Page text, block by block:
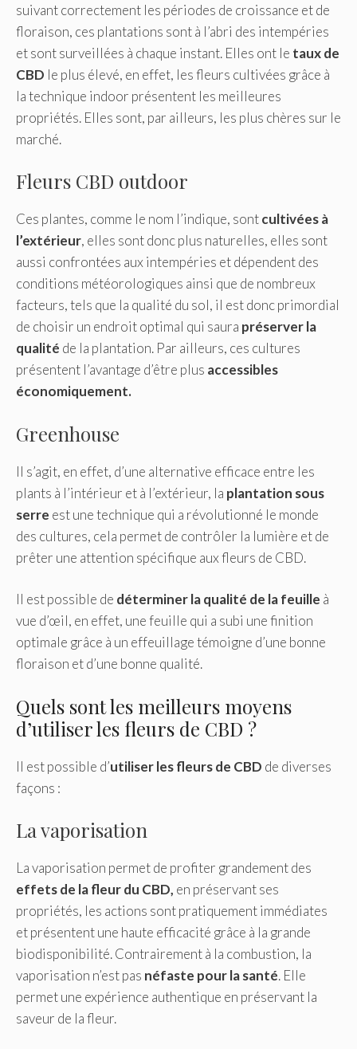
suivant correctement les périodes de croissance et de
floraison, ces plantations sont à l’abri des intempéries
et sont surveillées à chaque instant. Elles ont le taux de
CBD le plus élevé, en effet, les fleurs cultivées grâce à
la technique indoor présentent les meilleures
propriétés. Elles sont, par ailleurs, les plus chères sur le
marché.
Fleurs CBD outdoor
Ces plantes, comme le nom l’indique, sontcultivées à
l’extérieur, elles sont donc plus naturelles, elles sont
aussi confrontées aux intempéries et dépendent des
conditions météorologiques ainsi que de nombreux
facteurs, tels que la qualité du sol, il est donc primordial
de choisir un endroit optimal qui saura préserver la
qualité de la plantation. Par ailleurs, ces cultures
présentent l’avantage d’être plus accessibles
économiquement.
Greenhouse
Il s’agit, en effet, d’une alternative efficace entre les
plants à l’intérieur et à l’extérieur, la plantation sous
serre est une technique qui a révolutionné le monde
des cultures, cela permet de contrôler la lumière et de
prêter une attention spécifique aux fleurs de CBD.
Il est possible de déterminer la qualité de la feuille à
vue d’œil, en effet, une feuille qui a subi une finition
optimale grâce à un effeuillage témoigne d’une bonne
floraison et d’une bonne qualité.
Quels sont les meilleurs moyens
d’utiliser les fleurs de CBD ?
Il est possible d’utiliser les fleurs de CBD de diverses
façons :
La vaporisation
La vaporisation permet de profiter grandement des
effetsde la fleur du CBD, en préservant ses
propriétés, les actions sont pratiquement immédiates
et présentent une haute efficacité grâce à la grande
biodisponibilité. Contrairement à la combustion, la
vaporisation n’est pas néfaste pour la santé. Elle
permet une expérience authentique en préservant la
saveur de la fleur.